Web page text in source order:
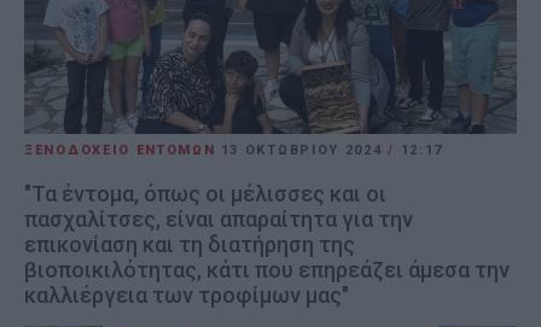
ΞΕΝΟΔΟΧΕΙΟ ΕΝΤΟΜΩΝ 13 ΟΚΤΩΒΡΊΟΥ 2024/ 12:17
"Τα έντομα, όπως οι μέλισσες και οι
πασχαλίτσες, είναι απαραίτητα για την
επικονίαση και τη διατήρηση της
βιοποικιλότητας, κάτι που επηρεάζει άμεσα την
καλλιέργεια των τροφίμων μας"